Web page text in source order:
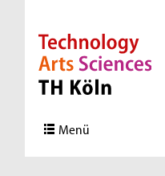
Direkt zur Hauptnavigation
Direkt zur Subnavigation
Direkt zum Inhalt
Direkt zum Fußbereich
Menü